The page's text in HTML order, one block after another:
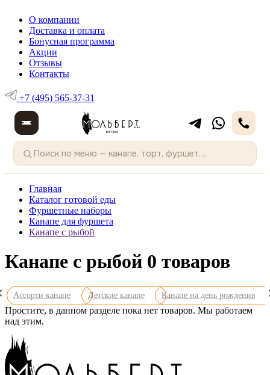
О компании
Доставка и оплата
Бонусная программа
Акции
Отзывы
Контакты
+7 (495) 565-37-31
Главная
Каталог готовой еды
Фуршетные наборы
Канапе для фуршета
Канапе с рыбой
Канапе с рыбой 0 товаров
Ассорти канапе Детские канапе Канапе на день рождения
Простите, в данном разделе пока нет товаров. Мы работаем
над этим.